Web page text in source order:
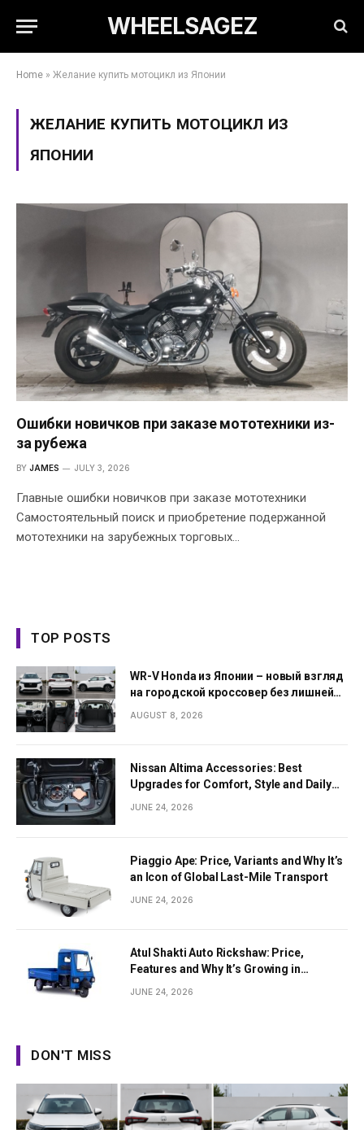
WHEELSAGEZ
Home » Желание купить мотоцикл из Японии
ЖЕЛАНИЕ КУПИТЬ МОТОЦИКЛ ИЗ
ЯПОНИИ
Ошибки новичков при заказе мототехники из-
за рубежа
BY JAMES JULY 3, 2026
Главные ошибки новичков при заказе мототехники
Самостоятельный поиск и приобретение подержанной
мототехники на зарубежных торговых…
TOP POSTS
WR-V Honda из Японии – новый взгляд
на городской кроссовер без лишней
AUGUST 8, 2026
Nissan Altima Accessories: Best
Upgrades for Comfort, Style and Daily
JUNE 24, 2026
Piaggio Ape: Price, Variants and Why It’s
an Icon of Global Last-Mile Transport
JUNE 24, 2026
Atul Shakti Auto Rickshaw: Price,
Features and Why It’s Growing in
JUNE 24, 2026
DON'T MISS